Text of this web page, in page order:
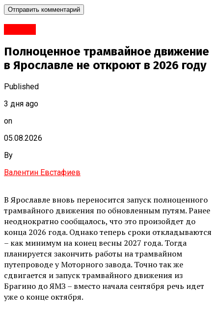
Полноценное трамвайное движение
в Ярославле не откроют в 2026 году
Published
3 дня ago
on
05.08.2026
By
Валентин Евстафиев
В Ярославле вновь переносится запуск полноценного
трамвайного движения по обновленным путям. Ранее
неоднократно сообщалось, что это произойдет до
конца 2026 года. Однако теперь сроки откладываются
– как минимум на конец весны 2027 года. Тогда
планируется закончить работы на трамвайном
путепроводе у Моторного завода. Точно так же
сдвигается и запуск трамвайного движения из
Брагино до ЯМЗ – вместо начала сентября речь идет
уже о конце октября.